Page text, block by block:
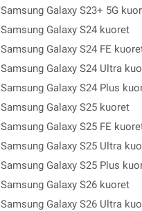
Samsung Galaxy S23+ 5G
Samsung Galaxy S24 kuoret
Samsung Galaxy S24 FE
Samsung Galaxy S24 Ultra
Samsung Galaxy S24 Plus
Samsung Galaxy S25 kuoret
Samsung Galaxy S25 FE
Samsung Galaxy S25 Ultra
Samsung Galaxy S25 Plus
Samsung Galaxy S26 kuoret
Samsung Galaxy S26 Ultra